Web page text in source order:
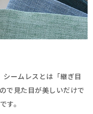
ームレスとは「継ぎ目
で見た目が美しいだけで
す。